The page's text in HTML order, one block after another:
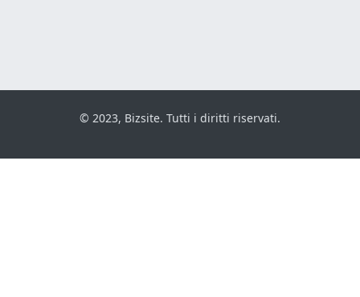
© 2023, Bizsite. Tutti i diritti riservati.